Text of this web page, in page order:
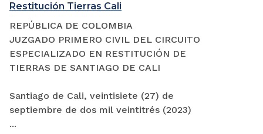
Restitución Tierras Cali
REPÚBLICA DE COLOMBIA
JUZGADO PRIMERO CIVIL DEL CIRCUITO
ESPECIALIZADO EN RESTITUCIÓN DE
TIERRAS DE SANTIAGO DE CALI
Santiago de Cali, veintisiete (27) de
septiembre de dos mil veintitrés (2023)
...